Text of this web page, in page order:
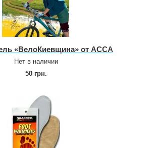
«ВелоКиевщина» от АССА
Нет в наличии
50 грн.